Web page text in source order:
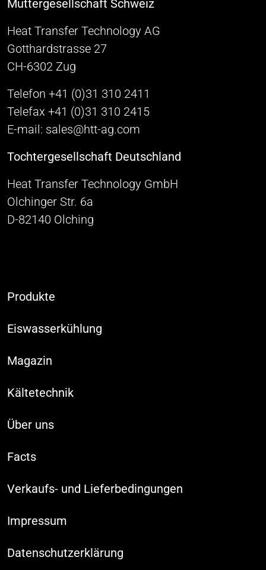
Muttergesellschaft Schweiz
Heat Transfer Technology AG
Gotthardstrasse 27
CH-6302 Zug
Telefon +41 (0)31 310 2411
Telefax +41 (0)31 310 2415
E-mail: sales@htt-ag.com
Tochtergesellschaft Deutschland
Heat Transfer Technology GmbH
Olchinger Str. 6a
D-82140 Olching
Produkte
Eiswasserkühlung
Magazin
Kältetechnik
Über uns
Facts
Verkaufs- und Lieferbedingungen
Impressum
Datenschutzerklärung